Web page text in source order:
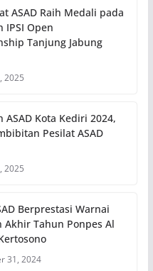
ASAD Raih Medali pada
IPSI Open
Tanjung Jabung
2025
ASAD Kota Kediri 2024,
Pesilat ASAD
2025
Berprestasi Warnai
Akhir Tahun Ponpes Al
31, 2024